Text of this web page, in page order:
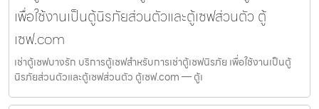
เพื่อใช้งานเป็นตู้นิรภัยส่วนตัวและตู้เซฟส่วนตัว ตู้
เซฟ.com
เช่าตู้เซฟบางรัก บริการตู้เซฟสำหรับการเช่าตู้เซฟนิรภัย เพื่อใช้งานเป็นตู้
นิรภัยส่วนตัวและตู้เซฟส่วนตัว ตู้เซฟ.com — ตู้เ